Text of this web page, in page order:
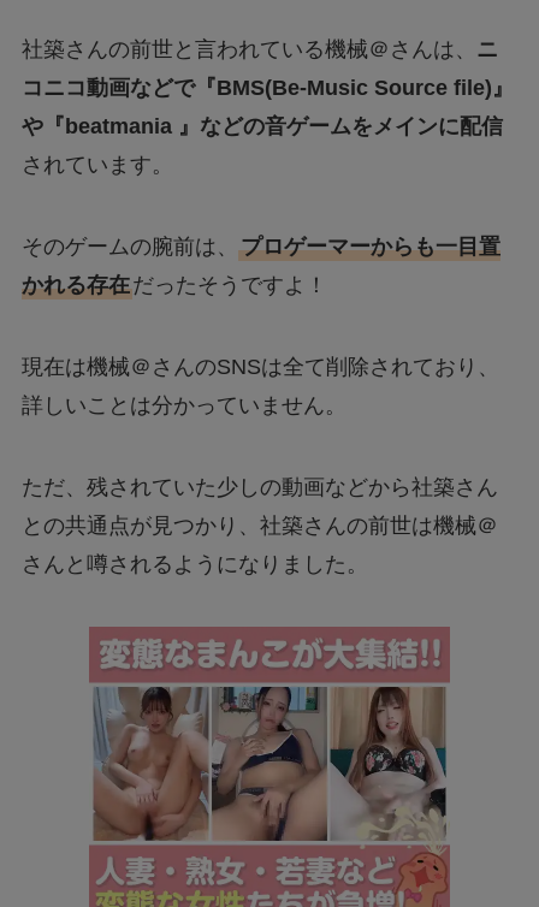
社築さんの前世と言われている機械＠さんは、 ニ
コニコ動画などで『BMS(Be-Music Source file)』
や『beatmania 』などの音ゲームをメインに配信
されています。
そのゲームの腕前は、 プロゲーマーからも一目置
かれる存在だったそうですよ！
現在は機械＠さんのSNSは全て削除されており、
詳しいことは分かっていません。
ただ、残されていた少しの動画などから社築さん
との共通点が見つかり、社築さんの前世は機械＠
さんと噂されるようになりました。